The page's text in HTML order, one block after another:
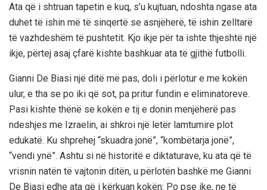
Ata që i shtruan tapetin e kuq, s’u kujtuan, ndoshta ngase ata
duhet të ishin më të sinqertë se asnjëherë, të ishin zelltarë
të vazhdeshëm të pushtetit. Kjo ikje për ta ishte thjeshtë një
ikje, përtej asaj çfarë kishte bashkuar ata të gjithë futbolli.
Gianni De Biasi një ditë më pas, doli i përlotur e me kokën
ulur, e tha se po iki që sot, pa pritur fundin e eliminatoreve.
Pasi kishte thënë se kokën e tij e donin menjëherë pas
ndeshjes me Izraelin, ai shkroi një letër lamtumire plot
edukatë. Ku shprehej “skuadra jonë”, “kombëtarja jonë”,
“vendi ynë”. Ashtu si në historitë e diktaturave, ku ata që të
vrisnin natën të vajtonin ditën, u përlotën bashkë me Gianni
De Biasi edhe ata që i kërkuan kokën: Po pse ike, ne të